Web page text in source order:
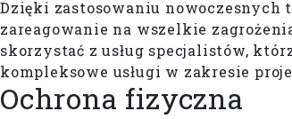
Dzięki zastosowaniu nowoczesnych
zareagowanie na wszelkie
skorzystać z usług specjalistów,
kompleksowe usługi w zakresie
Ochrona fizyczna